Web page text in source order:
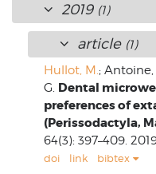
2019 (1)
article (1)
Hullot, M.; Antoine,
G. Dental
preferences of
(Perissodactyla,
64(3): 397–409.
doi link bibtex